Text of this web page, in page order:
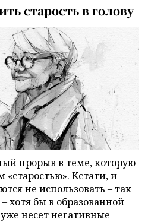
старость в голову
прорыв в теме, которую
Кстати, и
не использовать – так
хотя бы в образованной
несет негативные